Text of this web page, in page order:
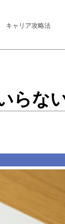
キャリア攻略法
らな